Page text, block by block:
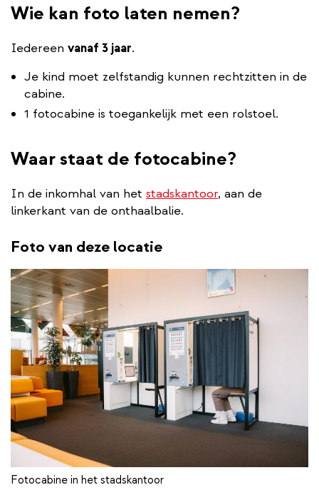
Fotocabine in het stadskantoor
Wie kan foto laten nemen?
Iedereen vanaf 3 jaar.
Je kind moet zelfstandig kunnen rechtzitten in de
cabine.
1 fotocabine is toegankelijk met een rolstoel.
Waar staat de fotocabine?
In de inkomhal van het stadskantoor, aan de
linkerkant van de onthaalbalie.
Foto van deze locatie